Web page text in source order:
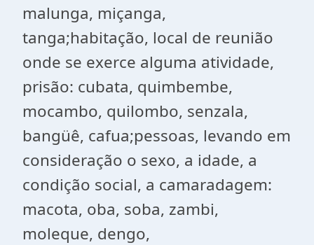
malunga, miçanga,
tanga;habitação, local de reunião
onde se exerce alguma atividade,
prisão: cubata, quimbembe,
mocambo, quilombo, senzala,
bangüê, cafua;pessoas, levando em
consideração o sexo, a idade, a
condição social, a camaradagem:
macota, oba, soba, zambi,
moleque, dengo,